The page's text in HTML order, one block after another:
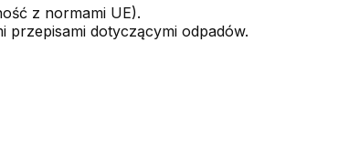
z normami UE).
przepisami dotyczącymi odpadów.